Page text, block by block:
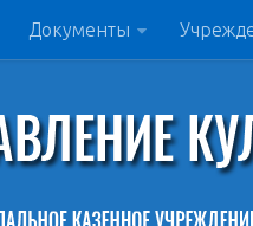
Документы